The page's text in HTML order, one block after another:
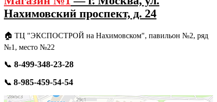
Нахимовский проспект, д. 24
🏠 ТЦ "ЭКСПОСТРОЙ на Нахимовском", павильон №2, ряд
№1, место №22
📞 8-499-348-23-28
📞 8-985-459-54-54